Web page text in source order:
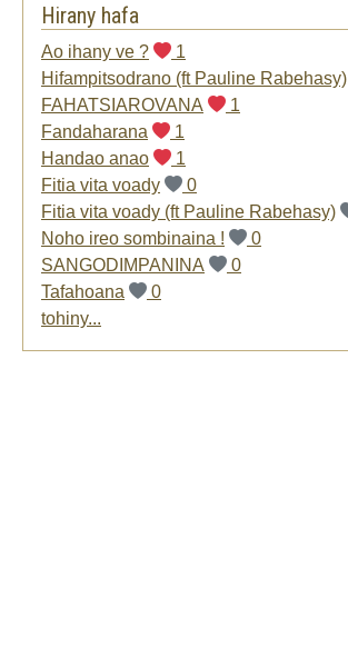
Hirany hafa
Ao ihany ve ?
1
Hifampitsodrano (ft Pauline Rabehasy)
FAHATSIAROVANA
1
Fandaharana
1
Handao anao
1
Fitia vita voady
0
Fitia vita voady (ft Pauline Rabehasy)
Noho ireo sombinaina !
0
SANGODIMPANINA
0
Tafahoana
0
tohiny...